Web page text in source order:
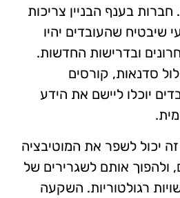
בענף הבניין צריכות
שיבטיח שהעובדים יהיו
ובדרישות החדשות.
סדנאות, קורסים
יוכלו ליישם את הידע
יכול לשפר את המוטיבציה
ולהפוך אותם לשגרירים של
רגולטוריות. השקעה